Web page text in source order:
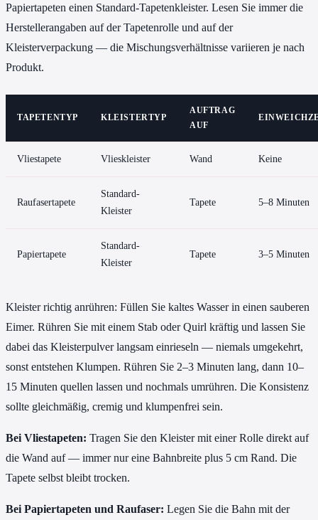
Papiertapeten einen Standard-Tapetenkleister. Lesen Sie immer die
Herstellerangaben auf der Tapetenrolle und auf der
Kleisterverpackung — die Mischungsverhältnisse variieren je nach
Produkt.
TAPETENTYP KLEISTERTYP
AUFTRAG
AUF
Vliestapete Vlieskleister Wand Keine
Raufasertapete
Standard-
Kleister
Tapete 5–8 Minuten
Papiertapete
Standard-
Kleister
Tapete 3–5 Minuten
Kleister richtig anrühren: Füllen Sie kaltes Wasser in einen sauberen
Eimer. Rühren Sie mit einem Stab oder Quirl kräftig und lassen Sie
dabei das Kleisterpulver langsam einrieseln — niemals umgekehrt,
sonst entstehen Klumpen. Rühren Sie 2–3 Minuten lang, dann 10–
15 Minuten quellen lassen und nochmals umrühren. Die Konsistenz
sollte gleichmäßig, cremig und klumpenfrei sein.
Bei Vliestapeten: Tragen Sie den Kleister mit einer Rolle direkt auf
die Wand auf — immer nur eine Bahnbreite plus 5 cm Rand. Die
Tapete selbst bleibt trocken.
Bei Papiertapeten und Raufaser: Legen Sie die Bahn mit der